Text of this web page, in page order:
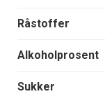
Råstoffer
Alkoholprosent
Sukker